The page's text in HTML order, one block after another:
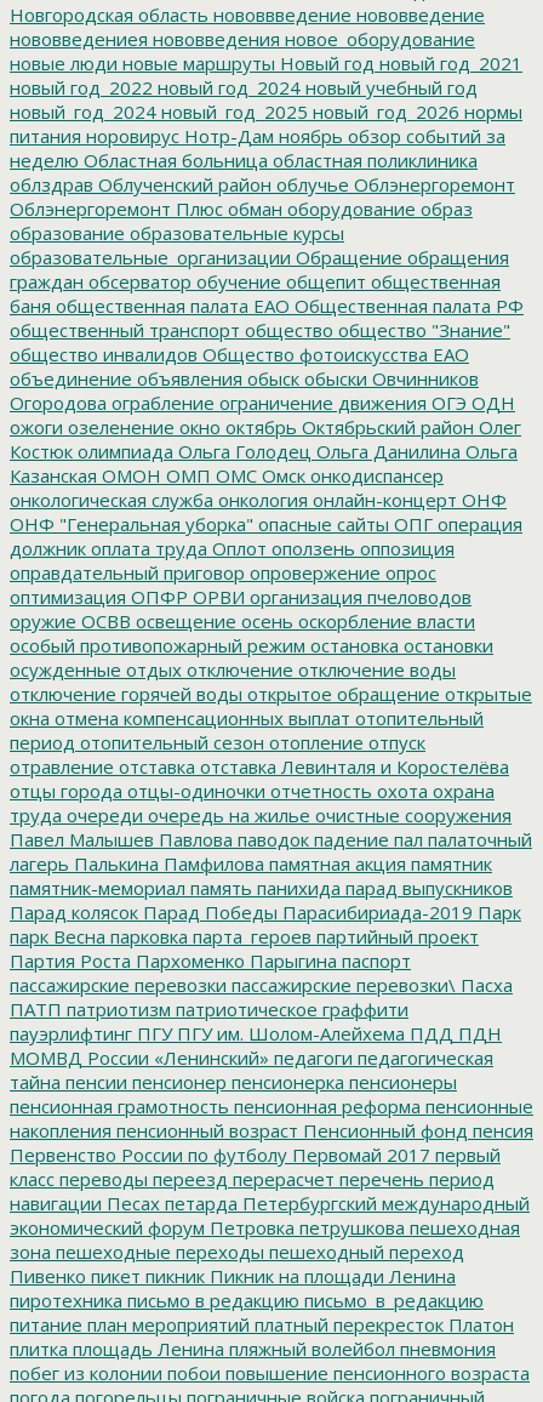
Новгородская область нововвведение нововведение
нововведениея нововведения новое_оборудование
новые люди новые маршруты Новый год новый год_2021
новый год_2022 новый год_2024 новый учебный год
новый_год_2024 новый_год_2025 новый_год_2026 нормы
питания норовирус Нотр-Дам ноябрь обзор событий за
неделю Областная больница областная поликлиника
облздрав Облученский район облучье Облэнергоремонт
Облэнергоремонт Плюс обман оборудование образ
образование образовательные курсы
образовательные_организации Обращение обращения
граждан обсерватор обучение общепит общественная
баня общественная палата ЕАО Общественная палата РФ
общественный транспорт общество общество "Знание"
общество инвалидов Общество фотоискусства ЕАО
объединение объявления обыск обыски Овчинников
Огородова ограбление ограничение движения ОГЭ ОДН
ожоги озеленение окно октябрь Октябрьский район Олег
Костюк олимпиада Ольга Голодец Ольга Данилина Ольга
Казанская ОМОН ОМП ОМС Омск онкодиспансер
онкологическая служба онкология онлайн-концерт ОНФ
ОНФ "Генеральная уборка" опасные сайты ОПГ операция
должник оплата труда Оплот оползень оппозиция
оправдательный приговор опровержение опрос
оптимизация ОПФР ОРВИ организация пчеловодов
оружие ОСВВ освещение осень оскорбление власти
особый противопожарный режим остановка остановки
осужденные отдых отключение отключение воды
отключение горячей воды открытое обращение открытые
окна отмена компенсационных выплат отопительный
период отопительный сезон отопление отпуск
отравление отставка отставка Левинталя и Коростелёва
отцы города отцы-одиночки отчетность охота охрана
труда очереди очередь на жилье очистные сооружения
Павел Малышев Павлова паводок падение пал палаточный
лагерь Палькина Памфилова памятная акция памятник
памятник-мемориал память панихида парад выпускников
Парад колясок Парад Победы Парасибириада-2019 Парк
парк Весна парковка парта_героев партийный проект
Партия Роста Пархоменко Парыгина паспорт
пассажирские перевозки пассажирские перевозки\ Пасха
ПАТП патриотизм патриотическое граффити
пауэрлифтинг ПГУПГУ им. Шолом-Алейхема ПДД ПДН
МОМВД России «Ленинский» педагоги педагогическая
тайна пенсии пенсионер пенсионерка пенсионеры
пенсионная грамотность пенсионная реформа пенсионные
накопления пенсионный возраст Пенсионный фонд пенсия
Первенство России по футболу Первомай 2017 первый
класс переводы переезд перерасчет перечень период
навигации Песах петарда Петербургский международный
экономический форум Петровка петрушкова пешеходная
зона пешеходные переходы пешеходный переход
Пивенко пикет пикник Пикник на площади Ленина
пиротехника письмо в редакцию письмо_в_редакцию
питание план мероприятий платный перекресток Платон
плитка площадь Ленина пляжный волейбол пневмония
побег из колонии побои повышение пенсионного возраста
погода погорельцы пограничные войска пограничный